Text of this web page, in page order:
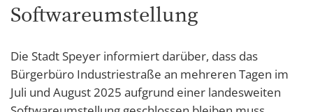
Softwareumstellung
Die Stadt Speyer informiert darüber, dass das
Bürgerbüro Industriestraße an mehreren Tagen im
Juli und August 2025 aufgrund einer landesweiten